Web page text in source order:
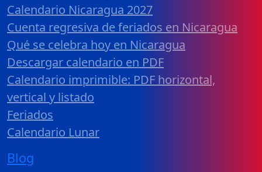
Calendario Nicaragua 2027
Cuenta regresiva de feriados en Nicaragua
Qué se celebra hoy en Nicaragua
Descargar calendario en PDF
Calendario imprimible: PDF horizontal,
vertical y listado
Feriados
Calendario Lunar
Blog